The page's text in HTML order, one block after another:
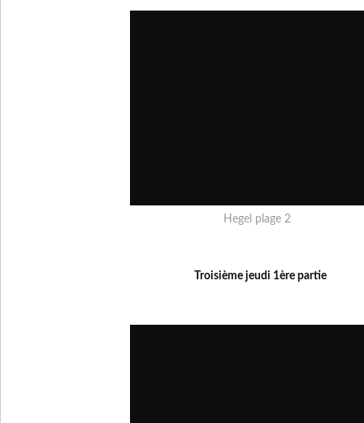
Hegel plage 2
Troisième jeudi 1ère partie